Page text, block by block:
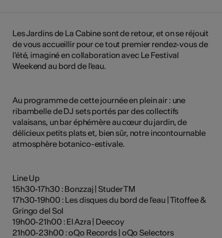
Les Jardins de La Cabine sont de retour, et on se réjouit
de vous accueillir pour ce tout premier rendez-vous de
l'été, imaginé en collaboration avec Le Festival
Weekend au bord de l'eau.
Au programme de cette journée en plein air : une
ribambelle de DJ sets portés par des collectifs
valaisans, un bar éphémère au cœur du jardin, de
délicieux petits plats et, bien sûr, notre incontournable
atmosphère botanico-estivale.
Line Up
15h30-17h30 : Bonzzaj | Studer TM
17h30-19h00 : Les disques du bord de l'eau | Titoffee &
Gringo del Sol
19h00-21h00 : El Azra | Deecoy
21h00-23h00 : oQo Records | oQo Selectors